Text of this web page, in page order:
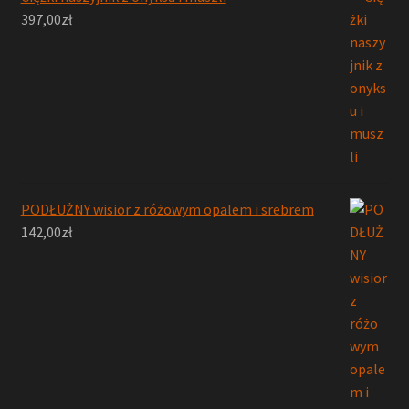
397,00zł
PODŁUŻNY wisior z różowym opalem i srebrem
142,00zł